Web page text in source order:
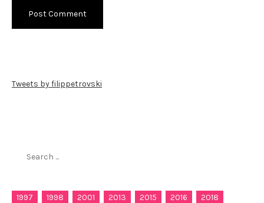
Tweets by filippetrovski
1997 1998 2001 2013 2015 2016
2018